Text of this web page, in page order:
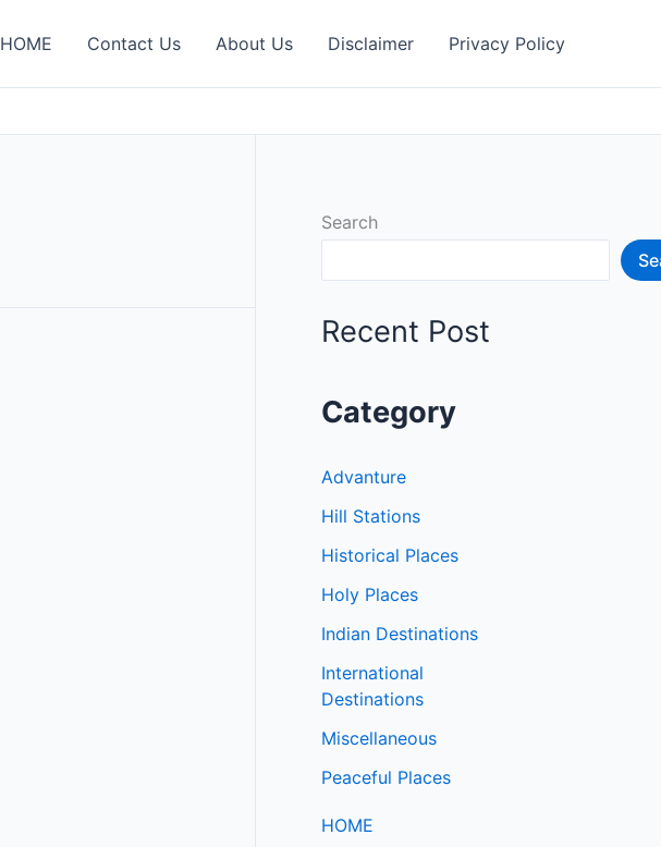
HOME Contact Us About Us Disclaimer Privacy Policy
Search
Recent Post
Category
Advanture
Hill Stations
Historical Places
Holy Places
Indian Destinations
International
Destinations
Miscellaneous
Peaceful Places
HOME